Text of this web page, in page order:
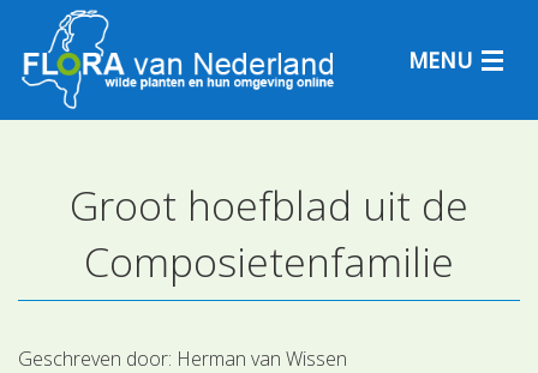
MENU
Plantensoorten
Plantengemeenschappen
Determineren
Groot hoefblad uit de
Composietenfamilie
Geschreven door: Herman van Wissen